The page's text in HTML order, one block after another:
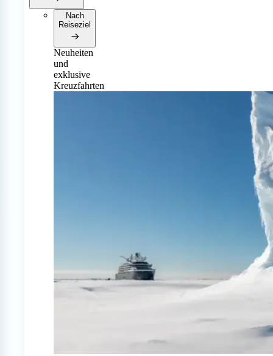
Nach
Reiseziel
Neuheiten
und
exklusive
Kreuzfahrten